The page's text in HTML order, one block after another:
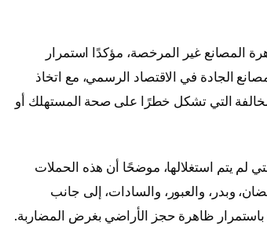
المصانع غير المرخصة، مؤكدًا استمرار
الجادة في الاقتصاد الرسمي، مع اتخاذ
التي تشكل خطرًا على صحة المستهلك أو
لم يتم استغلالها، موضحًا أن هذه الحملات
وبدر، والعبور، والسادات، إلى جانب
باستمرار ظاهرة حجز الأراضي بغرض المضاربة.